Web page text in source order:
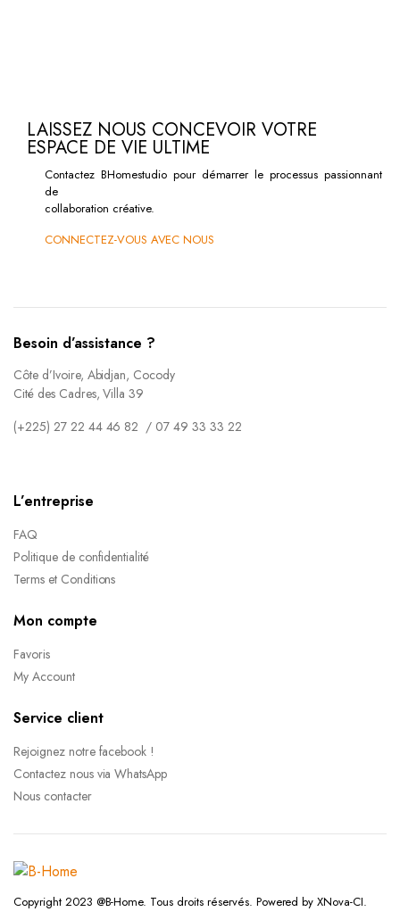
LAISSEZ NOUS CONCEVOIR VOTRE
ESPACE DE VIE ULTIME
Contactez BHomestudio pour démarrer le processus passionnant
de
collaboration créative.
CONNECTEZ-VOUS AVEC NOUS
Besoin d’assistance ?
Côte d’Ivoire, Abidjan, Cocody
Cité des Cadres, Villa 39
(+225) 27 22 44 46 82 / 07 49 33 33 22
L’entreprise
FAQ
Politique de confidentialité
Terms et Conditions
Mon compte
Favoris
My Account
Service client
Rejoignez notre facebook !
Contactez nous via WhatsApp
Nous contacter
Copyright 2023 @B-Home. Tous droits réservés. Powered by XNova-CI.